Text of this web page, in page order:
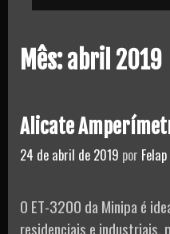
Mês:abril 2019
Alicate
24 de abril de 2019 por Felap
O ET-3200 da Minipa é
residenciais e industriais,